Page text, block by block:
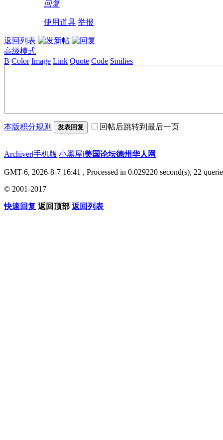
回复
使用道具 举报
返回列表
高级模式
B Color Image Link Quote Code Smilies
本版积分规则 发表回复 回帖后跳转到最后一页
Archiver|手机版|小黑屋|美国论坛德州华人网
GMT-6, 2026-8-7 16:41 , Processed in 0.029220 second(s), 22
© 2001-2017
快速回复 返回顶部 返回列表